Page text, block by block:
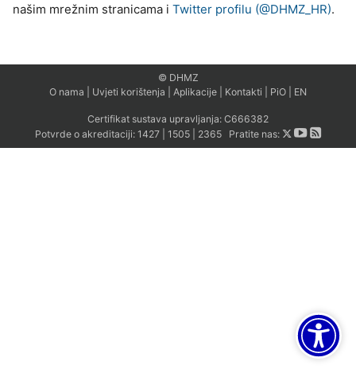
našim mrežnim stranicama i Twitter profilu (@DHMZ_HR).
© DHMZ
O nama
Uvjeti korištenja Aplikacije Kontakti PiO EN
Certifikat sustava upravljanja: C666382
Potvrde o akreditaciji: 1427| 1505| 2365Pratite nas: